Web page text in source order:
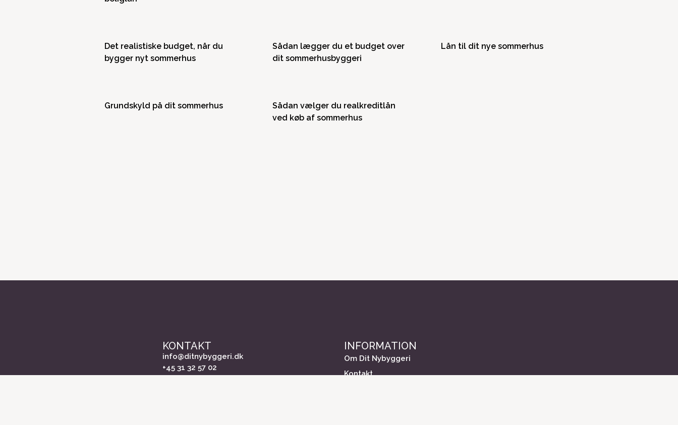
Det realistiske budget, når du
bygger nyt sommerhus
Sådan lægger du et budget over
dit sommerhusbyggeri
Lån til dit nye sommerhus
Grundskyld på dit sommerhus
Sådan vælger du realkreditlån
ved køb af sommerhus
KONTAKT
info@ditnybyggeri.dk
+45 31 32 57 02
INFORMATION
Om Dit Nybyggeri
Kontakt